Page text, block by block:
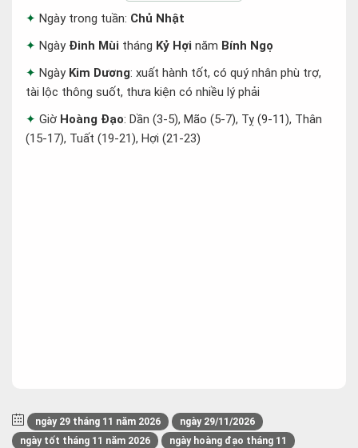
Ngày trong tuần: Chủ Nhật
Ngày Đinh Mùi tháng Kỷ Hợi năm Bính Ngọ
Ngày Kim Dương: xuất hành tốt, có quý nhân phù trợ,
tài lộc thông suốt, thưa kiện có nhiều lý phải
Giờ Hoàng Đạo: Dần (3-5), Mão (5-7), Tỵ (9-11), Thân
(15-17), Tuất (19-21), Hợi (21-23)
ngày 29 tháng 11 năm 2026
ngày 29/11/2026
ngày tốt tháng 11 năm 2026
ngày hoàng đạo tháng 11